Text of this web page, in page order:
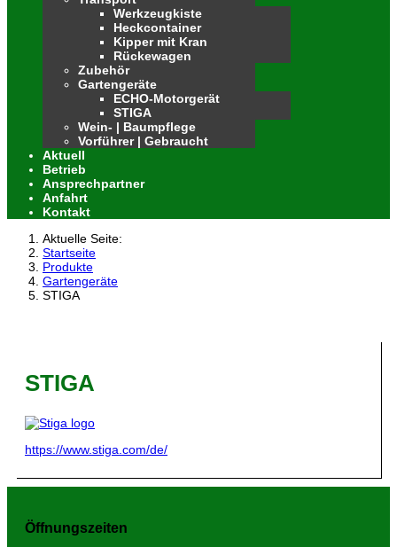
Werkzeugkiste
Heckcontainer
Kipper mit Kran
Rückewagen
Zubehör
Gartengeräte
ECHO-Motorgerät
STIGA
Wein- | Baumpflege
Vorführer | Gebraucht
Aktuell
Betrieb
Ansprechpartner
Anfahrt
Kontakt
Aktuelle Seite:
Startseite
Produkte
Gartengeräte
STIGA
STIGA
https://www.stiga.com/de/
Öffnungszeiten